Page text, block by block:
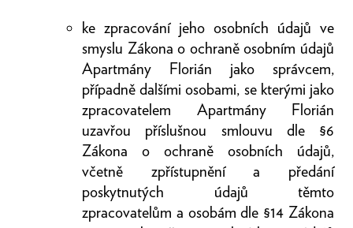
ke zpracování jeho osobních údajů ve
smyslu Zákona o ochraně osobním údajů
Apartmány Florián jako správcem,
případně dalšími osobami, se kterými jako
zpracovatelem Apartmány Florián
uzavřou příslušnou smlouvu dle §6
Zákona o ochraně osobních údajů,
včetně zpřístupnění a předání
poskytnutých údajů těmto
zpracovatelům a osobám dle §14 Zákona